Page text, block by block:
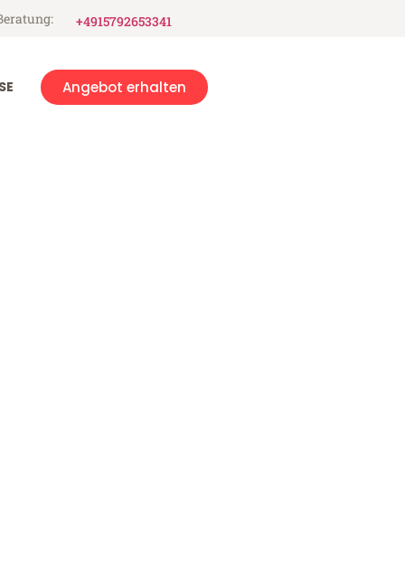
+4915792653341
Angebot erhalten